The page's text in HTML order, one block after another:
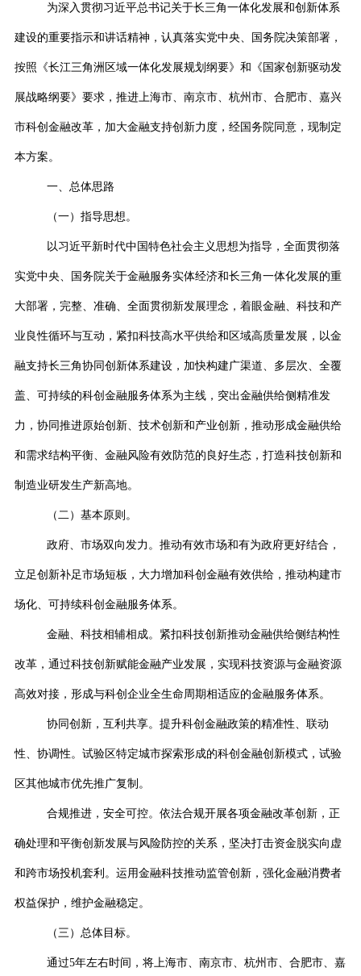
为深入贯彻习近平总书记关于长三角一体化发展和创新体系
建设的重要指示和讲话精神，认真落实党中央、国务院决策部署，
按照《长江三角洲区域一体化发展规划纲要》和《国家创新驱动发
展战略纲要》要求，推进上海市、南京市、杭州市、合肥市、嘉兴
市科创金融改革，加大金融支持创新力度，经国务院同意，现制定
本方案。
一、总体思路
（一）指导思想。
以习近平新时代中国特色社会主义思想为指导，全面贯彻落
实党中央、国务院关于金融服务实体经济和长三角一体化发展的重
大部署，完整、准确、全面贯彻新发展理念，着眼金融、科技和产
业良性循环与互动，紧扣科技高水平供给和区域高质量发展，以金
融支持长三角协同创新体系建设，加快构建广渠道、多层次、全覆
盖、可持续的科创金融服务体系为主线，突出金融供给侧精准发
力，协同推进原始创新、技术创新和产业创新，推动形成金融供给
和需求结构平衡、金融风险有效防范的良好生态，打造科技创新和
制造业研发生产新高地。
（二）基本原则。
政府、市场双向发力。推动有效市场和有为政府更好结合，
立足创新补足市场短板，大力增加科创金融有效供给，推动构建市
场化、可持续科创金融服务体系。
金融、科技相辅相成。紧扣科技创新推动金融供给侧结构性
改革，通过科技创新赋能金融产业发展，实现科技资源与金融资源
高效对接，形成与科创企业全生命周期相适应的金融服务体系。
协同创新，互利共享。提升科创金融政策的精准性、联动
性、协调性。试验区特定城市探索形成的科创金融创新模式，试验
区其他城市优先推广复制。
合规推进，安全可控。依法合规开展各项金融改革创新，正
确处理和平衡创新发展与风险防控的关系，坚决打击资金脱实向虚
和跨市场投机套利。运用金融科技推动监管创新，强化金融消费者
权益保护，维护金融稳定。
（三）总体目标。
通过5年左右时间，将上海市、南京市、杭州市、合肥市、嘉